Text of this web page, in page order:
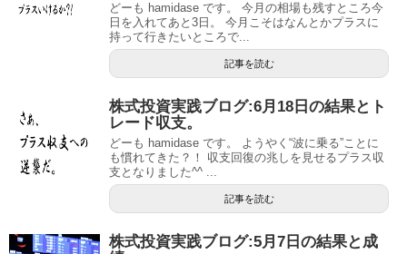
どーも hamidase です。 今月の相場も残すところ今
日を入れてあと3日。 今月こそはなんとかプラスに
持って行きたいところで...
記事を読む
株式投資実践ブログ:6月18日の結果とト
レード収支。
どーも hamidase です。 ようやく“波に乗る”ことに
も慣れてきた？！ 収支回復の兆しを見せるプラス収
支となりました^^ ...
記事を読む
株式投資実践ブログ:5月7日の結果と成